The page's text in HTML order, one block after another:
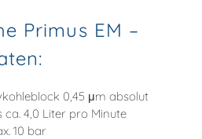
Primus EM –
0,45 μm absolut
ca. 4,0 Liter pro Minute
10 bar